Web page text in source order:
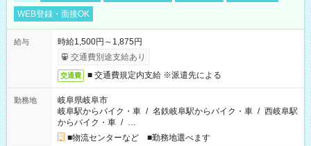
WEB登録・面接OK
給与
時給1,500円～1,875円
交通費別途支給あり
交通費 ■ 交通費規定内支給 ※派遣先による
勤務地
岐阜県岐阜市
岐阜駅からバイク・車 / 名鉄岐阜駅からバイク・車 / 西岐阜駅
からバイク・車 / …
■物流センターなど ■勤務地選べます